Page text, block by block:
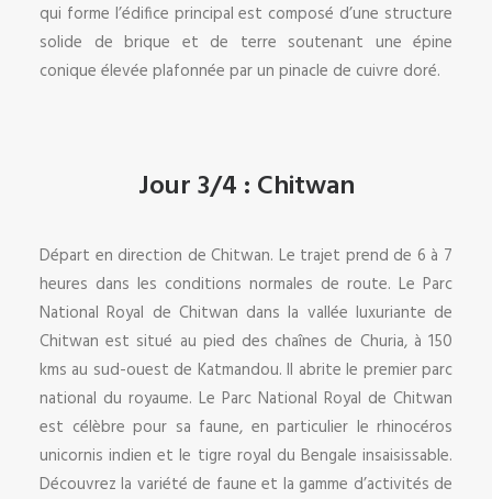
qui forme l’édifice principal est composé d’une structure
solide de brique et de terre soutenant une épine
conique élevée plafonnée par un pinacle de cuivre doré.
Jour 3/4 : Chitwan
Départ en direction de Chitwan. Le trajet prend de 6 à 7
heures dans les conditions normales de route. Le Parc
National Royal de Chitwan dans la vallée luxuriante de
Chitwan est situé au pied des chaînes de Churia, à 150
kms au sud-ouest de Katmandou. Il abrite le premier parc
national du royaume. Le Parc National Royal de Chitwan
est célèbre pour sa faune, en particulier le rhinocéros
unicornis indien et le tigre royal du Bengale insaisissable.
Découvrez la variété de faune et la gamme d’activités de